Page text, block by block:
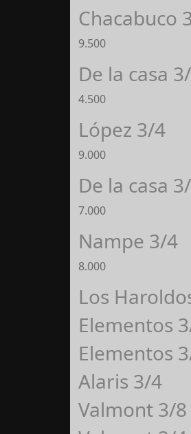
Chacabuco
9.500
De la casa
4.500
López 3/4
9.000
De la casa
7.000
Nampe 3/4
8.000
Los
Elementos
Elementos
Alaris 3/4
Valmont 3/8